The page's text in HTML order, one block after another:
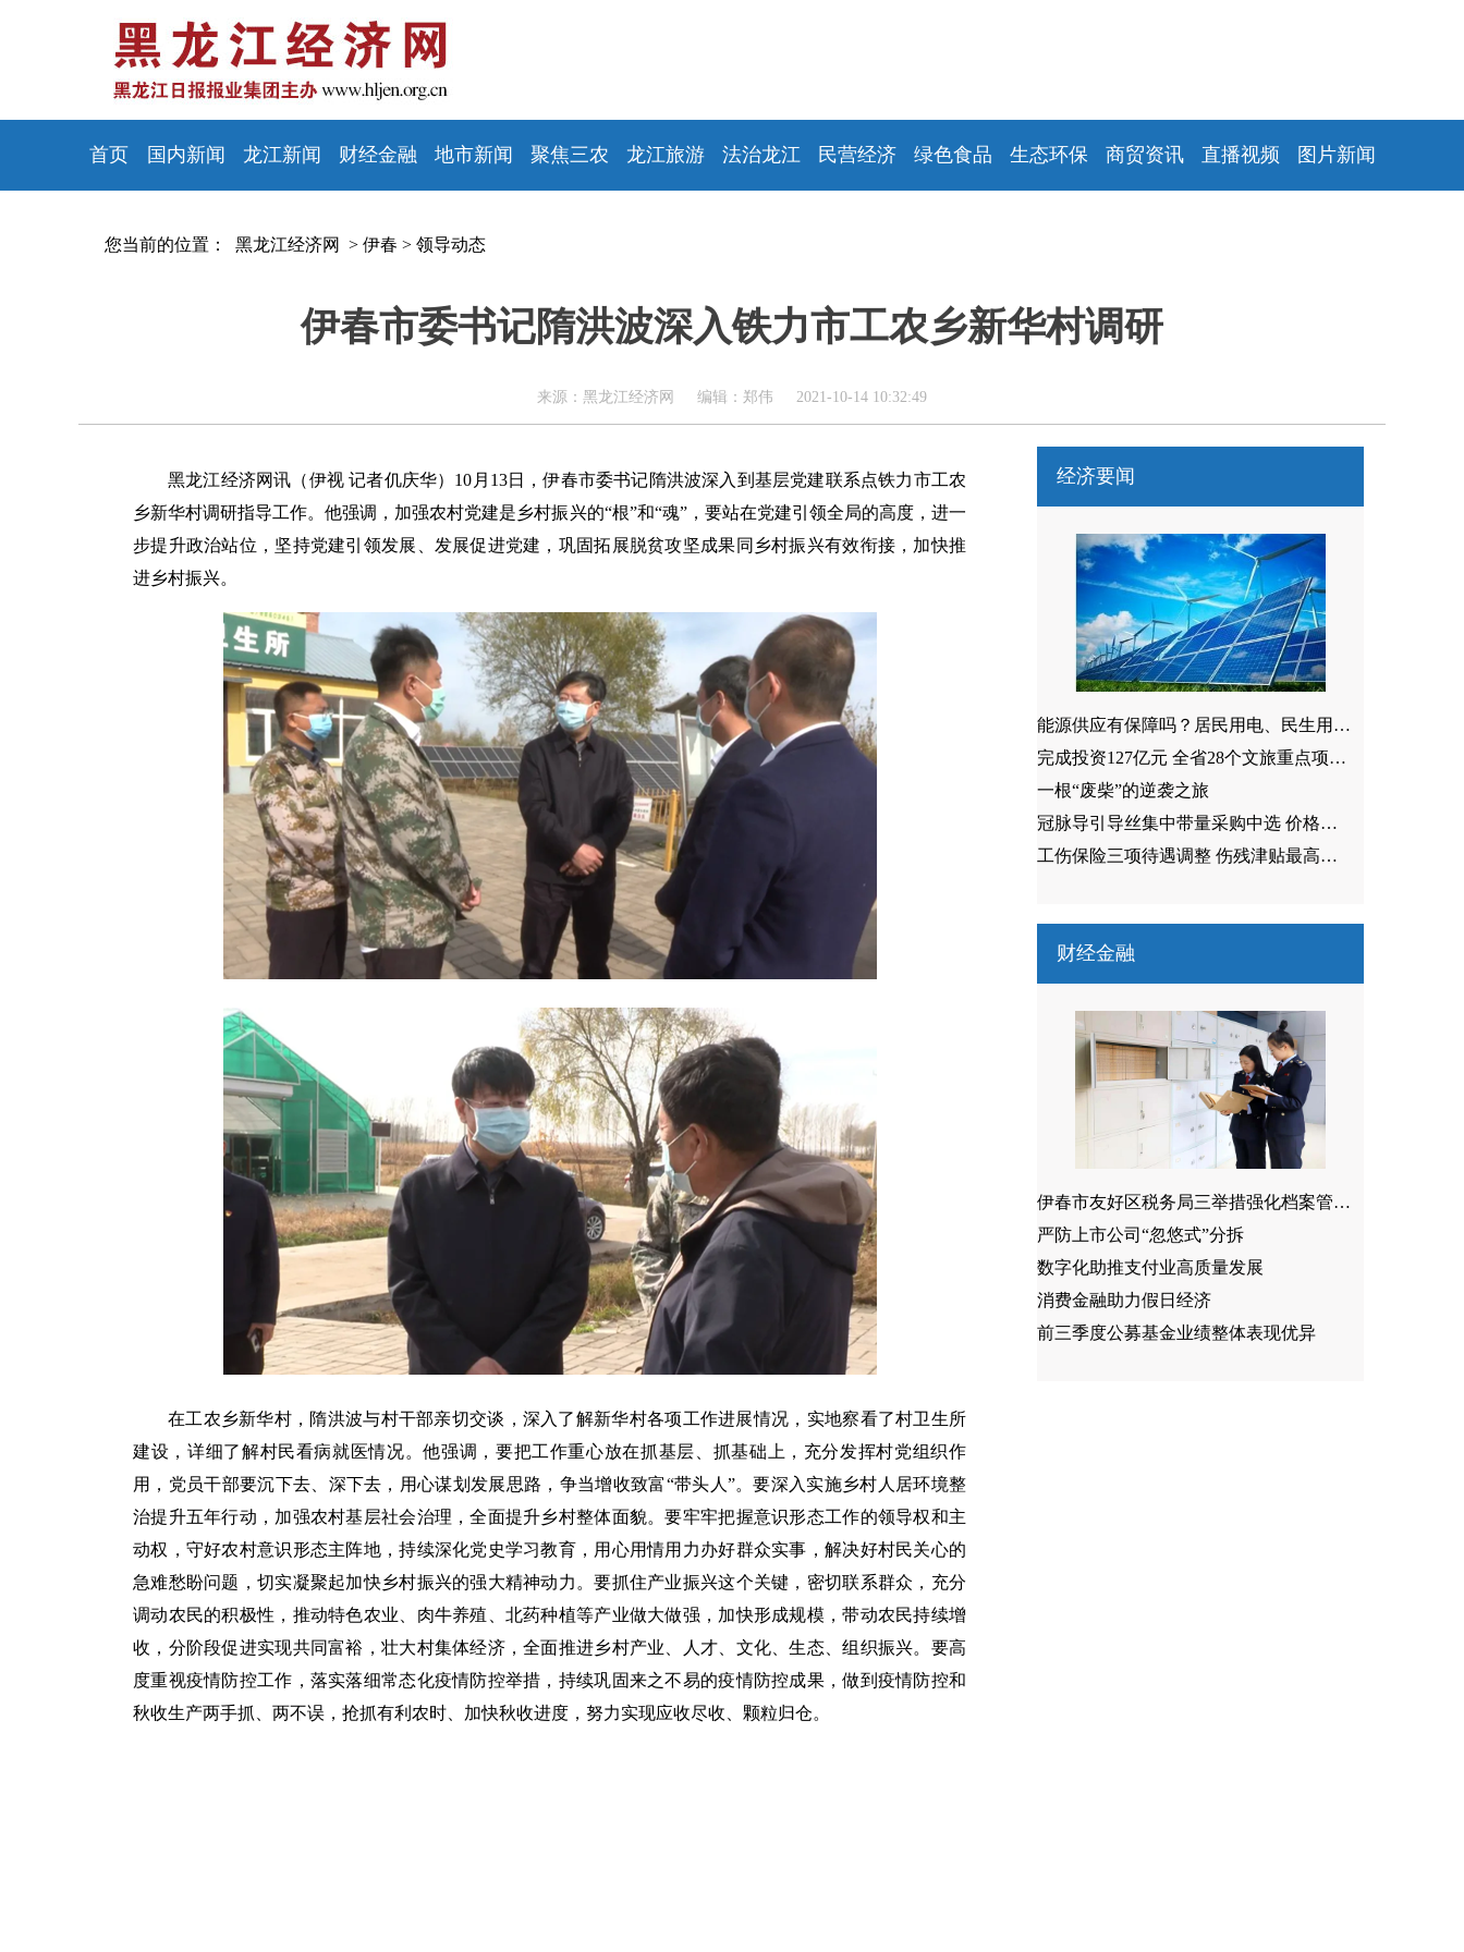
首页 国内新闻 龙江新闻 财经金融 地市新闻 聚焦三农 龙江旅游 法治龙江 民营经济 绿色食品 生态环保 商贸资讯 直播视频 图片新闻
您当前的位置： 黑龙江经济网 > 伊春 > 领导动态
伊春市委书记隋洪波深入铁力市工农乡新华村调研
来源：黑龙江经济网 编辑：郑伟 2021-10-14 10:32:49
黑龙江经济网讯（伊视 记者仉庆华）10月13日，伊春市委书记隋洪波深入到基层党建联系点铁力市工农
乡新华村调研指导工作。他强调，加强农村党建是乡村振兴的“根”和“魂”，要站在党建引领全局的高度，进一
步提升政治站位，坚持党建引领发展、发展促进党建，巩固拓展脱贫攻坚成果同乡村振兴有效衔接，加快推
进乡村振兴。
在工农乡新华村，隋洪波与村干部亲切交谈，深入了解新华村各项工作进展情况，实地察看了村卫生所
建设，详细了解村民看病就医情况。他强调，要把工作重心放在抓基层、抓基础上，充分发挥村党组织作
用，党员干部要沉下去、深下去，用心谋划发展思路，争当增收致富“带头人”。要深入实施乡村人居环境整
治提升五年行动，加强农村基层社会治理，全面提升乡村整体面貌。要牢牢把握意识形态工作的领导权和主
动权，守好农村意识形态主阵地，持续深化党史学习教育，用心用情用力办好群众实事，解决好村民关心的
急难愁盼问题，切实凝聚起加快乡村振兴的强大精神动力。要抓住产业振兴这个关键，密切联系群众，充分
调动农民的积极性，推动特色农业、肉牛养殖、北药种植等产业做大做强，加快形成规模，带动农民持续增
收，分阶段促进实现共同富裕，壮大村集体经济，全面推进乡村产业、人才、文化、生态、组织振兴。要高
度重视疫情防控工作，落实落细常态化疫情防控举措，持续巩固来之不易的疫情防控成果，做到疫情防控和
秋收生产两手抓、两不误，抢抓有利农时、加快秋收进度，努力实现应收尽收、颗粒归仓。
经济要闻
能源供应有保障吗？居民用电、民生用气价格会涨吗？
完成投资127亿元 全省28个文旅重点项目完工运营
一根“废柴”的逆袭之旅
冠脉导引导丝集中带量采购中选 价格最高降幅77.29%
工伤保险三项待遇调整 伤残津贴最高涨344元/月
财经金融
伊春市友好区税务局三举措强化档案管理工作
严防上市公司“忽悠式”分拆
数字化助推支付业高质量发展
消费金融助力假日经济
前三季度公募基金业绩整体表现优异